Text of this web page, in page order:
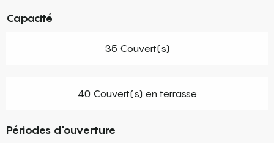
Capacité
35 Couvert(s)
40 Couvert(s) en terrasse
Périodes d'ouverture